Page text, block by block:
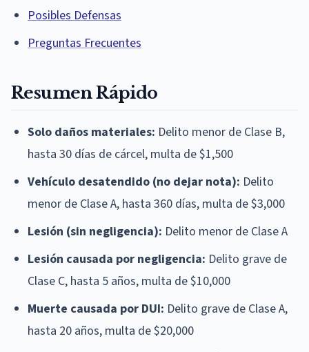
Posibles Defensas
Preguntas Frecuentes
Resumen Rápido
Solo daños materiales: Delito menor de Clase B,
hasta 30 días de cárcel, multa de $1,500
Vehículo desatendido (no dejar nota): Delito
menor de Clase A, hasta 360 días, multa de $3,000
Lesión (sin negligencia): Delito menor de Clase A
Lesión causada por negligencia: Delito grave de
Clase C, hasta 5 años, multa de $10,000
Muerte causada por DUI: Delito grave de Clase A,
hasta 20 años, multa de $20,000